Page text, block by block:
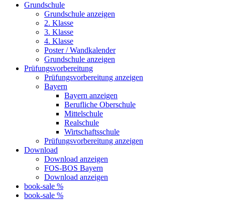
Grundschule
Grundschule anzeigen
2. Klasse
3. Klasse
4. Klasse
Poster / Wandkalender
Grundschule anzeigen
Prüfungsvorbereitung
Prüfungsvorbereitung anzeigen
Bayern
Bayern anzeigen
Berufliche Oberschule
Mittelschule
Realschule
Wirtschaftsschule
Prüfungsvorbereitung anzeigen
Download
Download anzeigen
FOS-BOS Bayern
Download anzeigen
book-sale %
book-sale %